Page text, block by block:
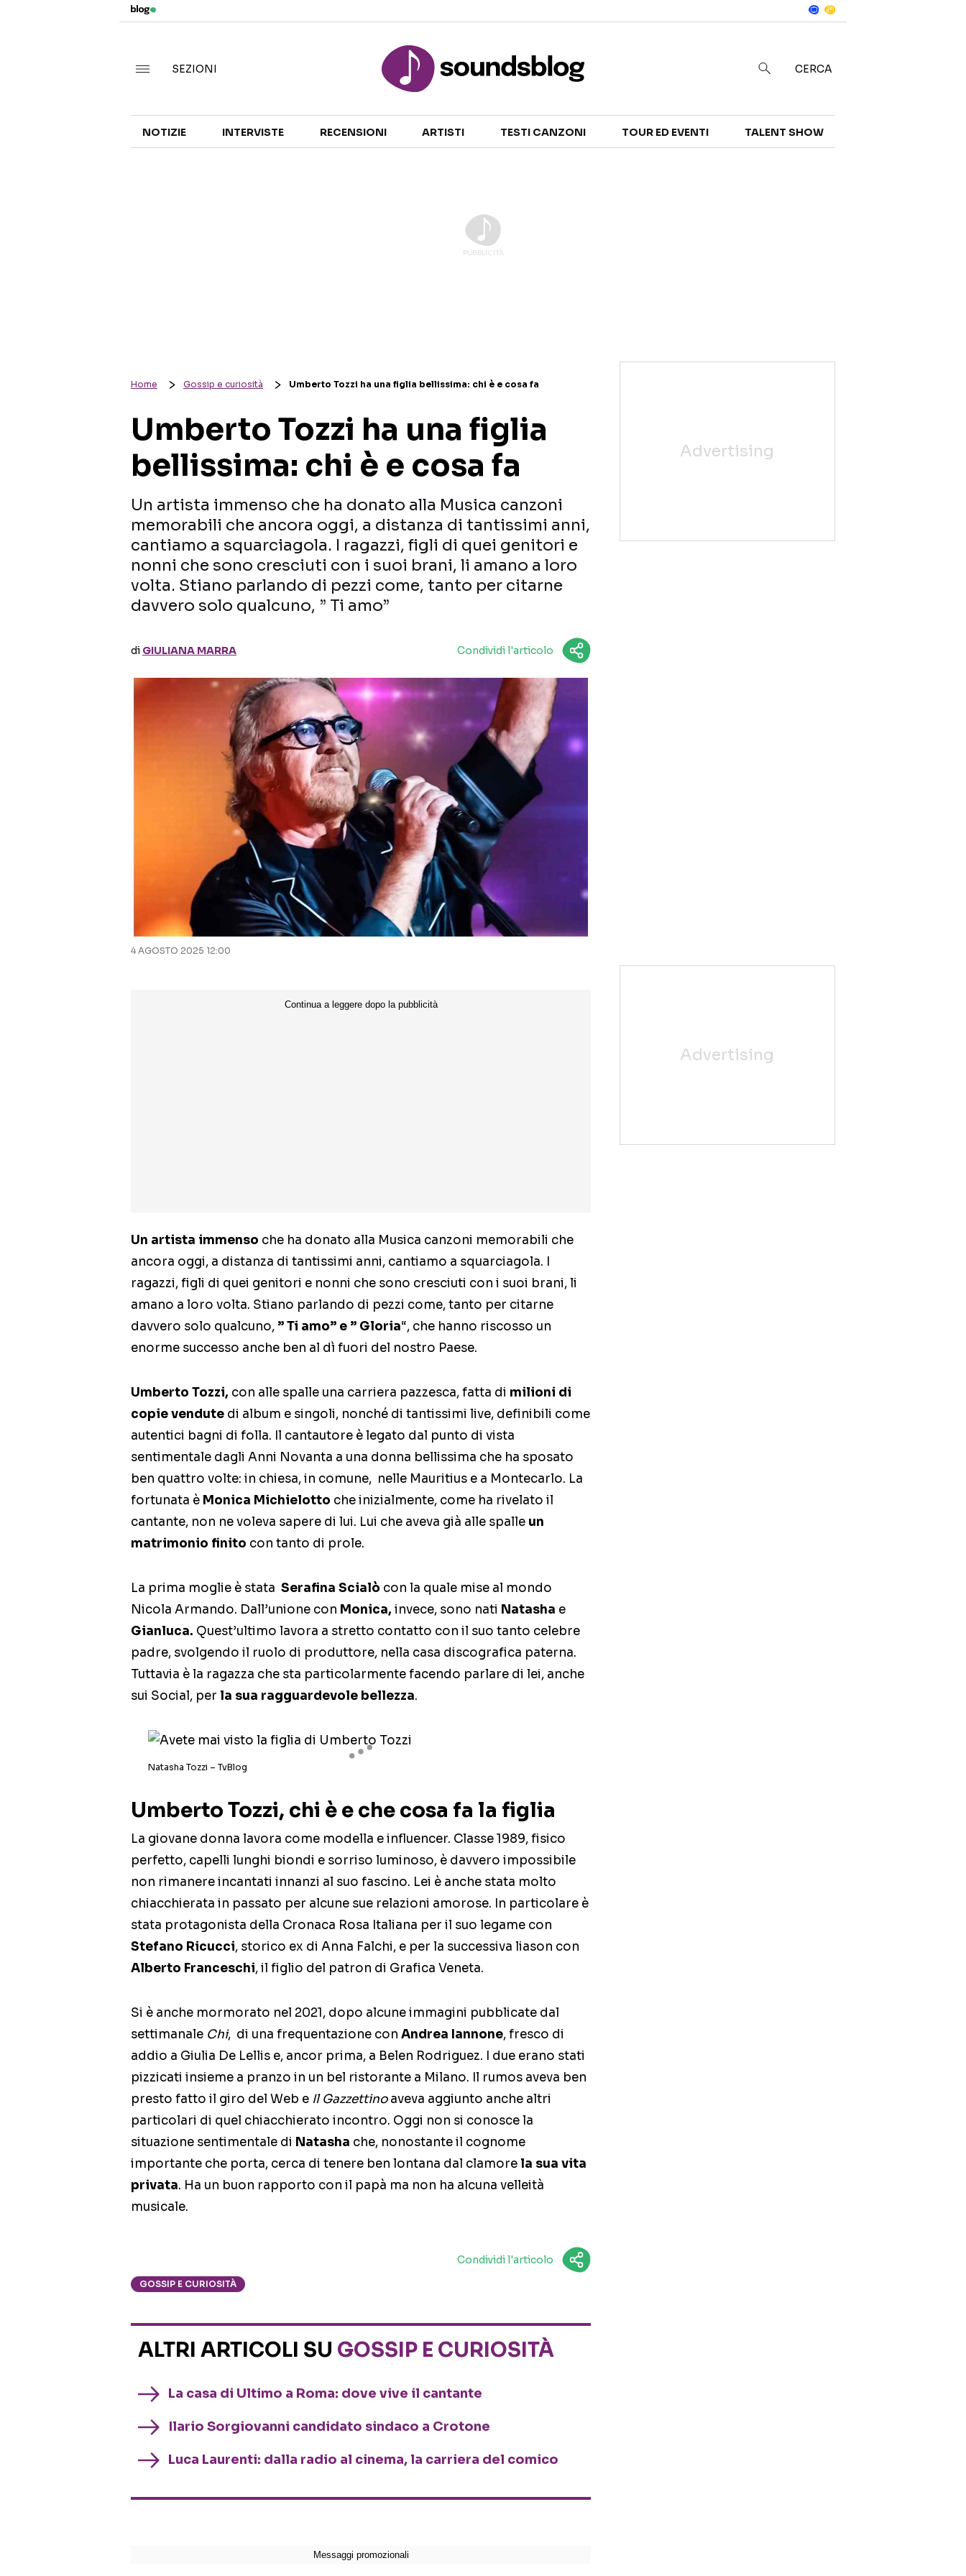
TALENT SHOW
SEZIONI CERCA
NOTIZIE INTERVISTE RECENSIONI ARTISTI TESTI CANZONI TOUR ED EVENTI TALENT SHOW
Home Gossip e curiosità Umberto Tozzi ha una figlia bellissima: chi è e cosa fa
Umberto Tozzi ha una figlia
bellissima: chi è e cosa fa
Un artista immenso che ha donato alla Musica canzoni
memorabili che ancora oggi, a distanza di tantissimi anni,
cantiamo a squarciagola. I ragazzi, figli di quei genitori e
nonni che sono cresciuti con i suoi brani, li amano a loro
volta. Stiano parlando di pezzi come, tanto per citarne
davvero solo qualcuno, ” Ti amo”
di GIULIANA MARRA Condividi l'articolo
4 AGOSTO 2025 12:00
Un artista immenso che ha donato alla Musica canzoni memorabili che
ancora oggi, a distanza di tantissimi anni, cantiamo a squarciagola. I
ragazzi, figli di quei genitori e nonni che sono cresciuti con i suoi brani, li
amano a loro volta. Stiano parlando di pezzi come, tanto per citarne
davvero solo qualcuno, ” Ti amo” e ” Gloria“, che hanno riscosso un
enorme successo anche ben al dì fuori del nostro Paese.
Umberto Tozzi, con alle spalle una carriera pazzesca, fatta di milioni di
copie vendute di album e singoli, nonché di tantissimi live, definibili come
autentici bagni di folla. Il cantautore è legato dal punto di vista
sentimentale dagli Anni Novanta a una donna bellissima che ha sposato
ben quattro volte: in chiesa, in comune, nelle Mauritius e a Montecarlo. La
fortunata è Monica Michielotto che inizialmente, come ha rivelato il
cantante, non ne voleva sapere di lui. Lui che aveva già alle spalle un
matrimonio finito con tanto di prole.
La prima moglie è stata Serafina Scialò con la quale mise al mondo
Nicola Armando. Dall’unione con Monica, invece, sono nati Natasha e
Gianluca. Quest’ultimo lavora a stretto contatto con il suo tanto celebre
padre, svolgendo il ruolo di produttore, nella casa discografica paterna.
Tuttavia è la ragazza che sta particolarmente facendo parlare di lei, anche
sui Social, per la sua ragguardevole bellezza.
Natasha Tozzi – TvBlog
Umberto Tozzi, chi è e che cosa fa la figlia
La giovane donna lavora come modella e influencer. Classe 1989, fisico
perfetto, capelli lunghi biondi e sorriso luminoso, è davvero impossibile
non rimanere incantati innanzi al suo fascino. Lei è anche stata molto
chiacchierata in passato per alcune sue relazioni amorose. In particolare è
stata protagonista della Cronaca Rosa Italiana per il suo legame con
Stefano Ricucci, storico ex di Anna Falchi, e per la successiva liason con
Alberto Franceschi, il figlio del patron di Grafica Veneta.
Si è anche mormorato nel 2021, dopo alcune immagini pubblicate dal
settimanale Chi, di una frequentazione con Andrea Iannone, fresco di
addio a Giulia De Lellis e, ancor prima, a Belen Rodriguez. I due erano stati
pizzicati insieme a pranzo in un bel ristorante a Milano. Il rumos aveva ben
presto fatto il giro del Web e Il Gazzettinoaveva aggiunto anche altri
particolari di quel chiacchierato incontro. Oggi non si conosce la
situazione sentimentale di Natasha che, nonostante il cognome
importante che porta, cerca di tenere ben lontana dal clamorela sua vita
privata. Ha un buon rapporto con il papà ma non ha alcuna velleità
musicale.
Condividi l'articolo
GOSSIP E CURIOSITÀ
ALTRI ARTICOLI SU GOSSIP E CURIOSITÀ
La casa di Ultimo a Roma: dove vive il cantante
Ilario Sorgiovanni candidato sindaco a Crotone
Luca Laurenti: dalla radio al cinema, la carriera del comico